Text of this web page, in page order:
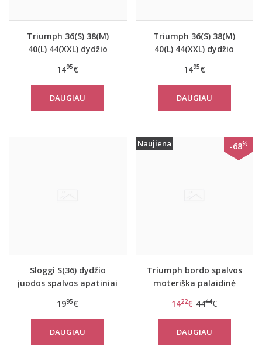
Triumph 36(S) 38(M)
40(L) 44(XXL) dydžio
moteriška medvilninė
miego palaidinė Mix
Match TOP SSL 01 X
1495€
DAUGIAU
Triumph 36(S) 38(M)
40(L) 44(XXL) dydžio
medvilninė miego
palaidinė Mix Match
TOP SSL 01 X
1495€
DAUGIAU
Sloggi S(36) dydžio
juodos spalvos apatiniai
Shirt 01
1995€
DAUGIAU
Naujiena -68%
Triumph bordo spalvos
moteriška palaidinė
1422€ 4444€
DAUGIAU